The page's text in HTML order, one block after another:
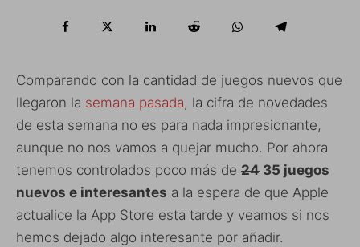
Comparando con la cantidad de juegos nuevos que
llegaron la semana pasada, la cifra de novedades
de esta semana no es para nada impresionante,
aunque no nos vamos a quejar mucho. Por ahora
tenemos controlados poco más de 24 35 juegos
nuevos e interesantes a la espera de que Apple
actualice la App Store esta tarde y veamos si nos
hemos dejado algo interesante por añadir.